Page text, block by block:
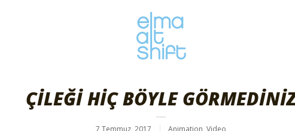
ÇİLEĞİ HİÇ BÖYLE
7 Temmuz, 2017 Animation, Video